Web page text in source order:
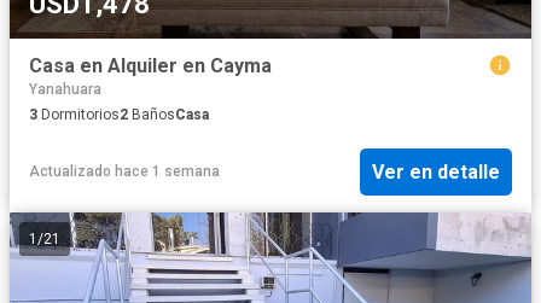
Casa en Alquiler en Cayma
Yanahuara
3 Dormitorios2 BañosCasa
Actualizado hace 1 semana Ver en detalle
1 /21